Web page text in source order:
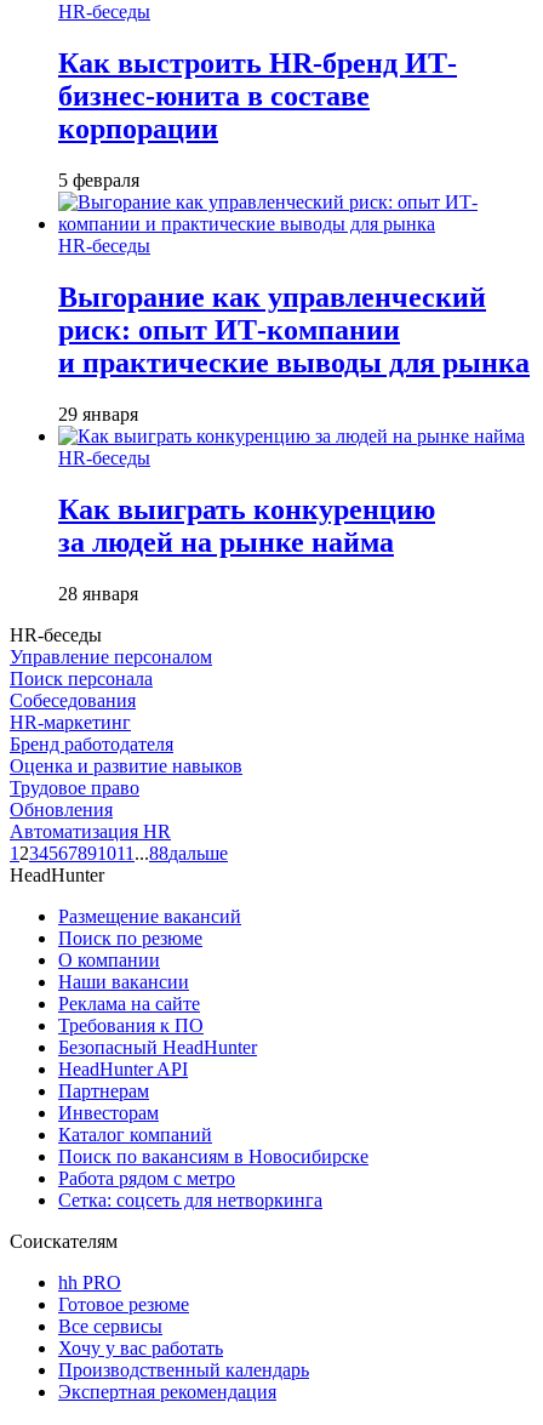
HR-беседы
Как выстроить HR-бренд ИТ-
бизнес-юнита в составе
корпорации
5 февраля
HR-беседы
Выгорание как управленческий
риск: опыт ИТ-компании
и практические выводы для рынка
29 января
HR-беседы
Как выиграть конкуренцию
за людей на рынке найма
28 января
HR-беседы
Управление персоналом
Поиск персонала
Собеседования
HR-маркетинг
Бренд работодателя
Оценка и развитие навыков
Трудовое право
Обновления
Автоматизация HR
1 234567891011 ...88дальше
HeadHunter
Размещение вакансий
Поиск по резюме
О компании
Наши вакансии
Реклама на сайте
Требования к ПО
Безопасный HeadHunter
HeadHunter API
Партнерам
Инвесторам
Каталог компаний
Поиск по вакансиям в Новосибирске
Работа рядом с метро
Сетка: соцсеть для нетворкинга
Соискателям
hh PRO
Готовое резюме
Все сервисы
Хочу у вас работать
Производственный календарь
Экспертная рекомендация